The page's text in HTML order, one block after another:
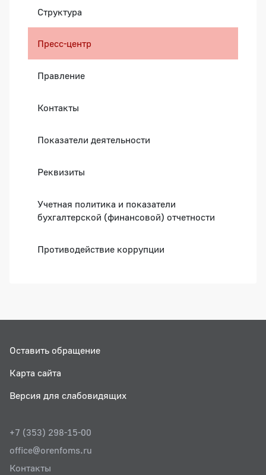
Структура
Пресс-центр
Правление
Контакты
Показатели деятельности
Реквизиты
Учетная политика и показатели
бухгалтерской (финансовой) отчетности
Противодействие коррупции
Оставить обращение
Карта сайта
Версия для слабовидящих
+7 (353) 298-15-00
office@orenfoms.ru
Контакты